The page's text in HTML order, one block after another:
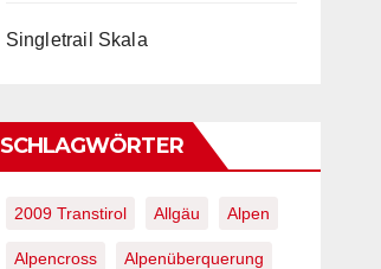
Singletrail Skala
SCHLAGWÖRTER
2009 Transtirol Allgäu Alpen
Alpencross Alpenüberquerung